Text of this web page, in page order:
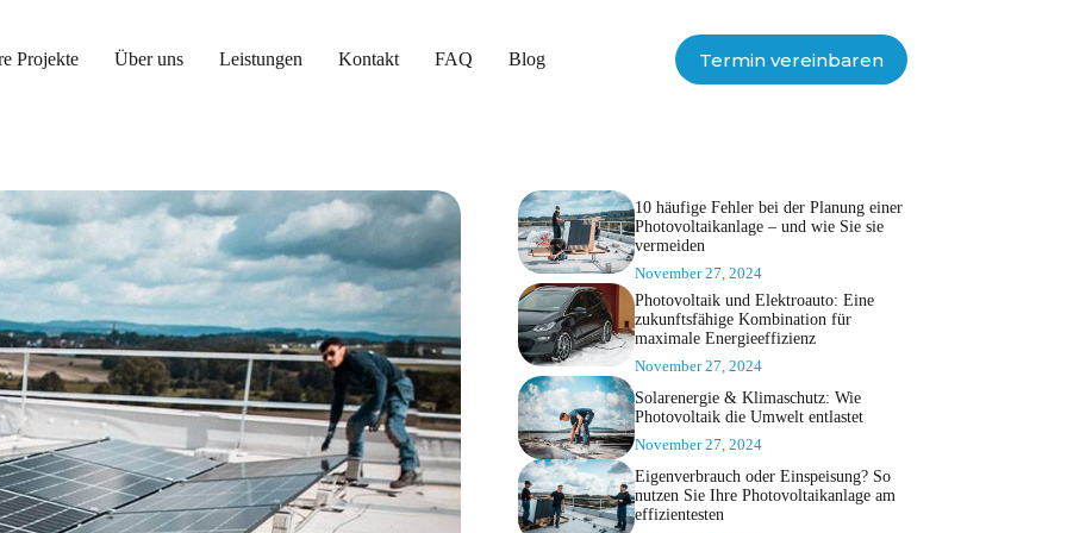
Projekte Über uns Leistungen Kontakt FAQ Blog Termin vereinbaren
10 häufige Fehler bei der Planung einer
Photovoltaikanlage – und wie Sie sie
vermeiden
November 27, 2024
Photovoltaik und Elektroauto: Eine
zukunftsfähige Kombination für
maximale Energieeffizienz
November 27, 2024
Solarenergie & Klimaschutz: Wie
Photovoltaik die Umwelt entlastet
November 27, 2024
Eigenverbrauch oder Einspeisung? So
nutzen Sie Ihre Photovoltaikanlage am
effizientesten